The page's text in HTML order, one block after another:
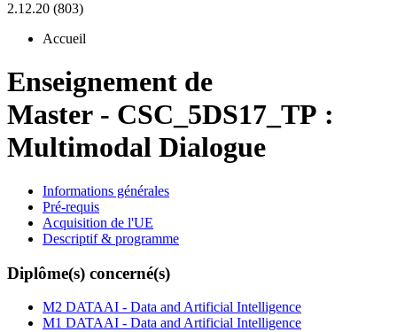
2.12.20 (803)
Accueil
Enseignement de
Master - CSC_5DS17_TP :
Multimodal Dialogue
Informations générales
Pré-requis
Acquisition de l'UE
Descriptif & programme
Diplôme(s) concerné(s)
M2 DATAAI - Data and Artificial Intelligence
M1 DATAAI - Data and Artificial Intelligence